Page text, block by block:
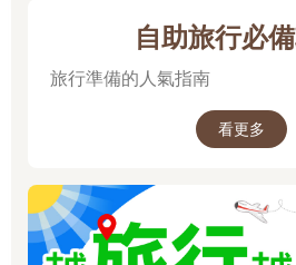
點點勇氣、一點點好奇心和一點點體
Bärenquell釀酒廠尚未有任何開發計劃
鴉藝術家的練習畫布、附近孩子放課
沒了，只等有心旅人，爬上屋頂乾杯
慢、咖啡、刺青、i 字頭產品還有Berlin
的「客人慢慢等手沖咖啡店」數不勝
的Companion Coffee、哈根盒子廣場
烘培咖啡Bonanza Coffee、The Barn
自助旅行必
旅行準備的人氣指南
看更多